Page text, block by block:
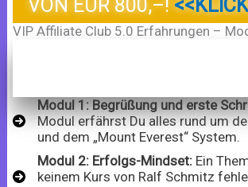
VON EUR 800,–!
VIP Affiliate Club 5.0 Erfahrungen –
Modul 1: Begrüßung und erste
Modul erfährst Du alles rund um
und dem „Mount Everest“ System.
Modul 2: Erfolgs-Mindset: Ein
keinem Kurs von Ralf Schmitz